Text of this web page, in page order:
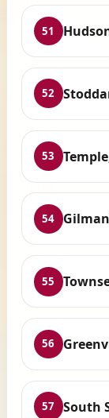
51
52
53
54
55
56
57 South